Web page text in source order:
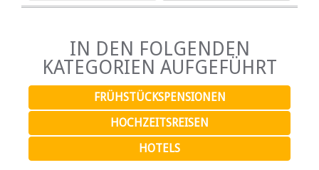
IN DEN FOLGENDEN
KATEGORIEN AUFGEFÜHRT
FRÜHSTÜCKSPENSIONEN
HOCHZEITSREISEN
HOTELS